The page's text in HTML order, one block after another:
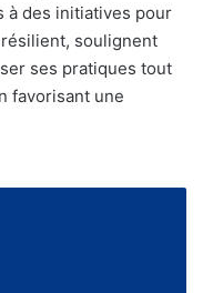
à des initiatives pour
soulignent
ses pratiques tout
favorisant une